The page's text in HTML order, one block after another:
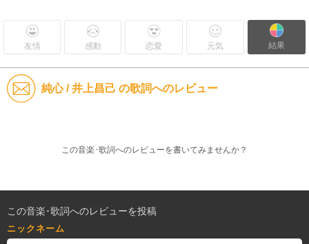
友情 感動 恋愛 元気 結果
純心 / 井上昌己 の歌詞へのレビュー
この音楽･歌詞へのレビューを書いてみませんか？
この音楽･歌詞へのレビューを投稿
ニックネーム